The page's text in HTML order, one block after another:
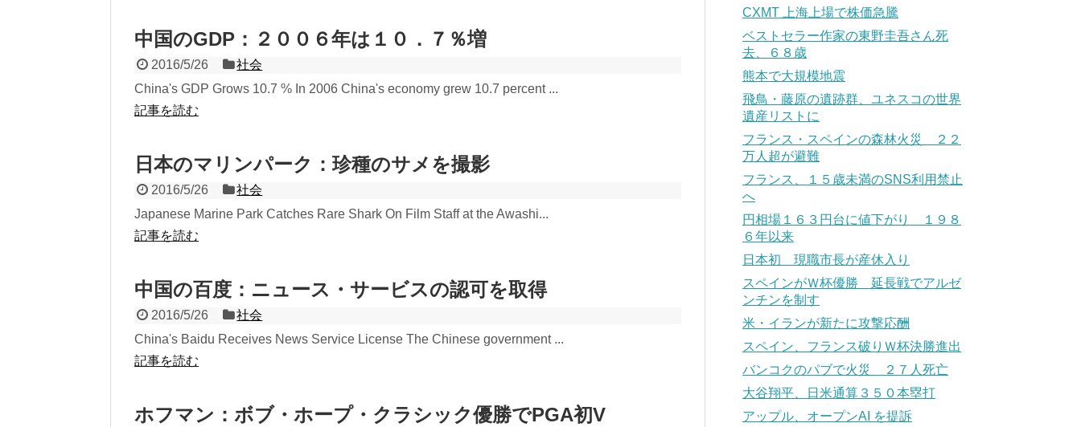
中国のGDP：２００６年は１０．７％増
2016/5/26
社会
China's GDP Grows 10.7 % In 2006 China's economy grew 10.7 percent ...
記事を読む
日本のマリンパーク：珍種のサメを撮影
2016/5/26
社会
Japanese Marine Park Catches Rare Shark On Film Staff at the Awashi...
記事を読む
中国の百度：ニュース・サービスの認可を取得
2016/5/26
社会
China's Baidu Receives News Service License The Chinese government ...
記事を読む
ホフマン：ボブ・ホープ・クラシック優勝でPGA初V
CXMT 上海上場で株価急騰
ベストセラー作家の東野圭吾さん死
去、６８歳
熊本で大規模地震
飛鳥・藤原の遺跡群、ユネスコの世界
遺産リストに
フランス・スペインの森林火災 ２２
万人超が避難
フランス、１５歳未満のSNS利用禁止
へ
円相場１６３円台に値下がり １９８
６年以来
日本初 現職市長が産休入り
スペインがＷ杯優勝 延長戦でアルゼ
ンチンを制す
米・イランが新たに攻撃応酬
スペイン、フランス破りＷ杯決勝進出
バンコクのパブで火災 ２７人死亡
大谷翔平、日米通算３５０本塁打
アップル、オープンAI を提訴